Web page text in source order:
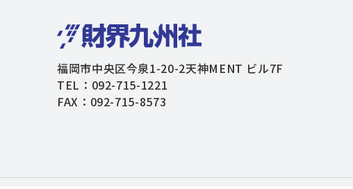
福岡市中央区今泉1-20-2天神MENT ビル7F
TEL：092-715-1221
FAX：092-715-8573